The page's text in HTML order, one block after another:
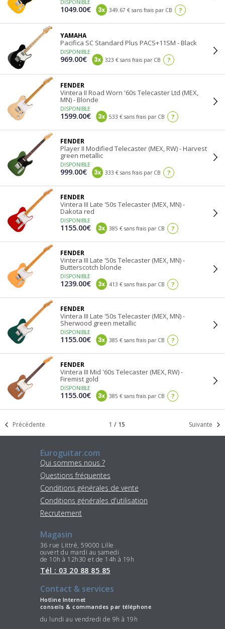
DISPONIBLE
1049.00€ 349.67 € sans frais par CB ?
YAMAHA
Pacifica SC Standard Plus PACS+11SM - Black
DISPONIBLE
969.00€ 323 € sans frais par CB ?
FENDER
Vintera II Road Worn '60s Telecaster Ltd (MEX,
MN) - Blonde
DISPONIBLE
1599.00€ 533 € sans frais par CB ?
FENDER
Player II Modified Telecaster (MEX, RW) - Harvest
green metallic
DISPONIBLE
999.00€ 333 € sans frais par CB ?
FENDER
Vintera III Late '50s Telecaster (MEX, MN) -
Dakota red
DISPONIBLE
1155.00€ 385 € sans frais par CB ?
FENDER
Vintera III Late '50s Telecaster (MEX, MN) -
Butterscotch blonde
DISPONIBLE
1239.00€ 413 € sans frais par CB ?
FENDER
Vintera III Late '50s Telecaster (MEX, MN) -
Sherwood green metallic
DISPONIBLE
1155.00€ 385 € sans frais par CB ?
FENDER
Vintera III Mid '60s Telecaster (MEX, RW) -
Firemist gold
DISPONIBLE
1155.00€ 385 € sans frais par CB ?
Précédente 1 / 15 Suivante
Euroguitar.com
Qui sommes nous ?
Questions fréquentes
Conditions générales de vente
Conditions générales d'utilisation
Recrutement
Magasin
36 rue Littré, 59000 Lille
ouvert du mardi au samedi
de 10h à 12h30 et de 14h à 19h
Tél : 03 20 88 85 85
Contact & services
Hotline Internet
conseils & commandes par téléphone
du lundi au vendredi de 9h à 19h